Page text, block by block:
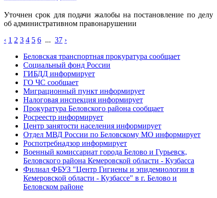
Уточнен срок для подачи жалобы на постановление по делу
об административном правонарушении
‹ 1 2 3 4 5 6 ... 37 ›
Беловская транспортная прокуратура сообщает
Социальный фонд России
ГИБДД информирует
ГО ЧС сообщает
Миграционный пункт информирует
Налоговая инспекция информирует
Прокуратура Беловского района сообщает
Росреестр информирует
Центр занятости населения информирует
Отдел МВД России по Беловскому МО информирует
Роспотребнадзор информирует
Военный комиссариат города Белово и Гурьевск,
Беловского района Кемеровской области - Кузбасса
Филиал ФБУЗ "Центр Гигиены и эпидемиологии в
Кемеровской области - Кузбассе" в г. Белово и
Беловском районе